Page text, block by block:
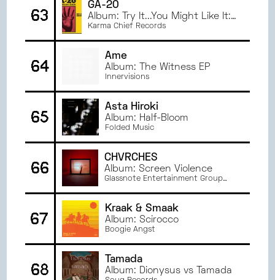
63
GA-20
Album: Try It...You Might Like It:
GA-20 Does Hound Dog Taylor
Karma Chief Records
64
Âme
Album: The Witness EP
Innervisions
65
Asta Hiroki
Album: Half-Bloom
Folded Music
66
CHVRCHES
Album: Screen Violence
Glassnote Entertainment Group
67
Kraak & Smaak
Album: Scirocco
Boogie Angst
68
Tamada
Album: Dionysus vs Tamada